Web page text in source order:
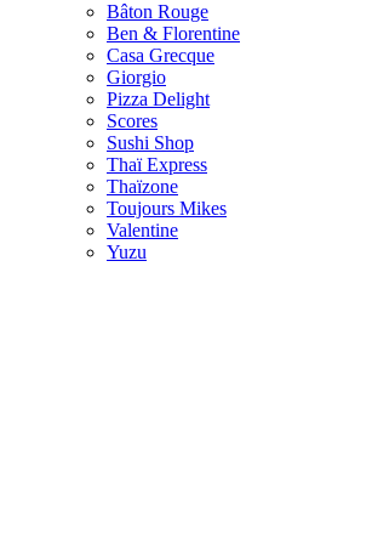
Bâton Rouge
Ben & Florentine
Casa Grecque
Giorgio
Pizza Delight
Scores
Sushi Shop
Thaï Express
Thaïzone
Toujours Mikes
Valentine
Yuzu